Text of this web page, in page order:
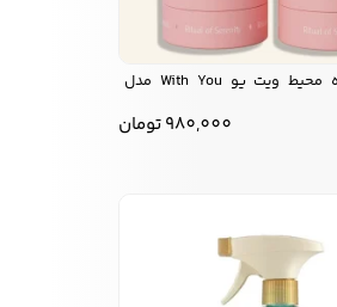
خوشبو کننده محیط ویت یو With You مدل
980,000تومان